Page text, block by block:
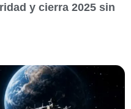
y cierra 2025 sin